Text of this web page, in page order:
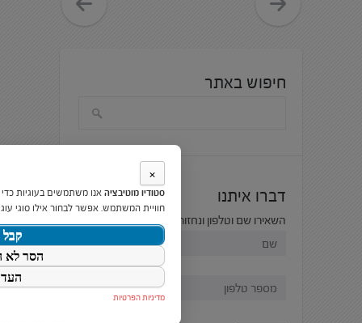
חיפוש באתר
דברו איתנו
השאירו שם וטלפון ונחזור אליכם בהקדם:
×
סטודיו מוטיבציה אנו משתמשים בעוגיות
חוויית המשתמש. אפשר לבחור אילו סוגי
הסר לא
מדיניות הפרטיות